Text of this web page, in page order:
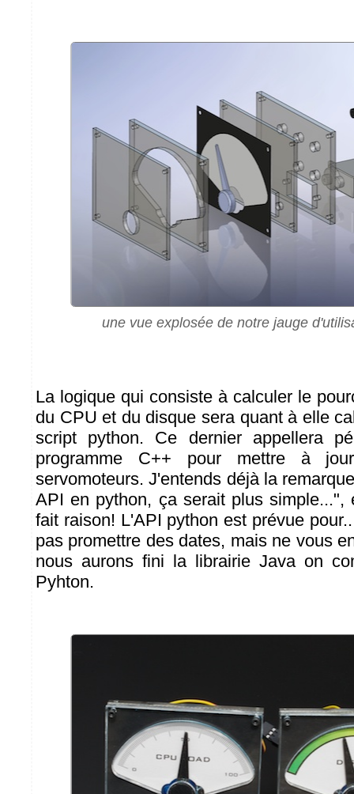
une vue explosée de notre jauge
La logique qui consiste à calculer le
du CPU et du disque sera quant à elle
script python. Ce dernier appellera
programme C++ pour mettre à
servomoteurs. J'entends déjà la
API en python, ça serait plus simple...",
fait raison! L'API python est prévue
pas promettre des dates, mais ne vous
nous aurons fini la librairie Java on
Pyhton.